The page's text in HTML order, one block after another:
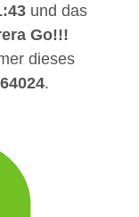
und das
Go!!!
dieses
.